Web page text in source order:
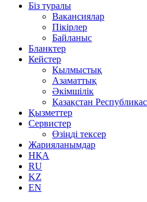
Біз туралы
Вакансиялар
Пікірлер
Байланыс
Бланктер
Кейстер
Қылмыстық
Азаматтық
Әкімшілік
Қазақстан
Қызметтер
Сервистер
Өзіңді тексер
Жарияланымдар
НҚА
RU
KZ
EN